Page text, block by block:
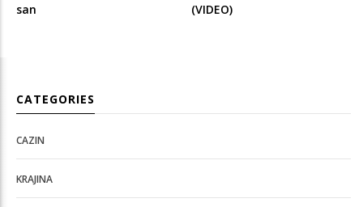
san
(VIDEO)
CATEGORIES
CAZIN
KRAJINA